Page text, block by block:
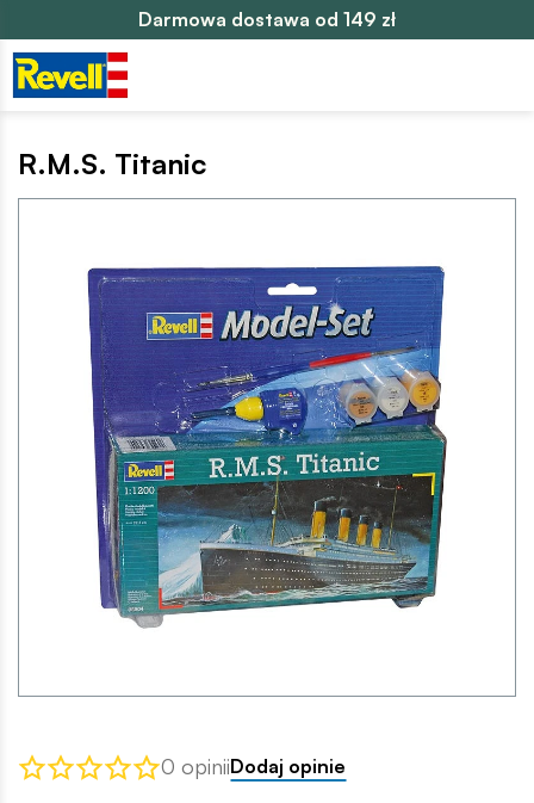
Darmowa dostawa od 149 zł
R.M.S. Titanic
0 opiniiDodaj opinie